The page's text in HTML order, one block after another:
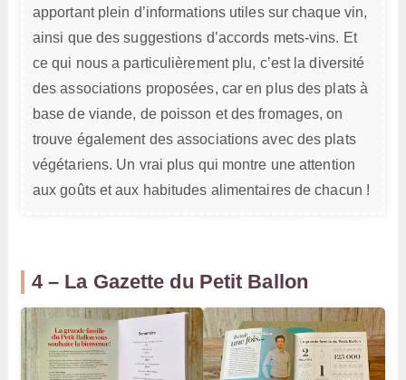
apportant plein d’informations utiles sur chaque vin,
ainsi que des suggestions d’accords mets-vins. Et
ce qui nous a particulièrement plu, c’est la diversité
des associations proposées, car en plus des plats à
base de viande, de poisson et des fromages, on
trouve également des associations avec des plats
végétariens. Un vrai plus qui montre une attention
aux goûts et aux habitudes alimentaires de chacun !
4 – La Gazette du Petit Ballon